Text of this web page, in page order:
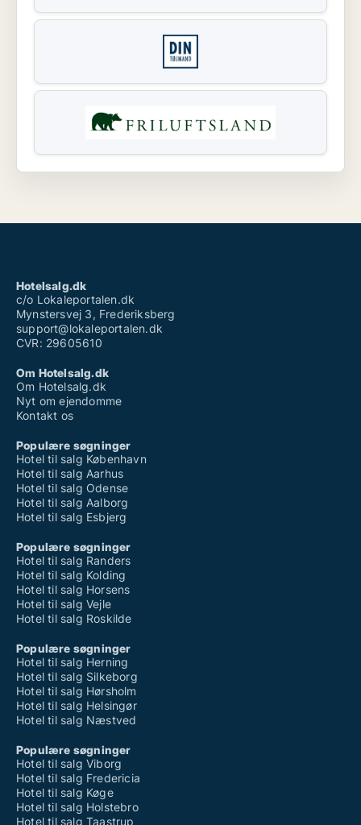
Hotelsalg.dk
c/o Lokaleportalen.dk
Mynstersvej 3, Frederiksberg
support@lokaleportalen.dk
CVR: 29605610
Om Hotelsalg.dk
Om Hotelsalg.dk
Nyt om ejendomme
Kontakt os
Populære søgninger
Hotel til salg København
Hotel til salg Aarhus
Hotel til salg Odense
Hotel til salg Aalborg
Hotel til salg Esbjerg
Populære søgninger
Hotel til salg Randers
Hotel til salg Kolding
Hotel til salg Horsens
Hotel til salg Vejle
Hotel til salg Roskilde
Populære søgninger
Hotel til salg Herning
Hotel til salg Silkeborg
Hotel til salg Hørsholm
Hotel til salg Helsingør
Hotel til salg Næstved
Populære søgninger
Hotel til salg Viborg
Hotel til salg Fredericia
Hotel til salg Køge
Hotel til salg Holstebro
Hotel til salg Taastrup